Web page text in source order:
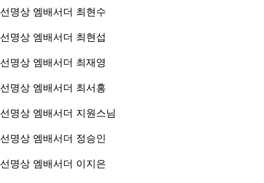
선명상 엠배서더 최현수
선명상 엠배서더 최현섭
선명상 엠배서더 최재영
선명상 엠배서더 최서홍
선명상 엠배서더 지원스님
선명상 엠배서더 정승인
선명상 엠배서더 이지은